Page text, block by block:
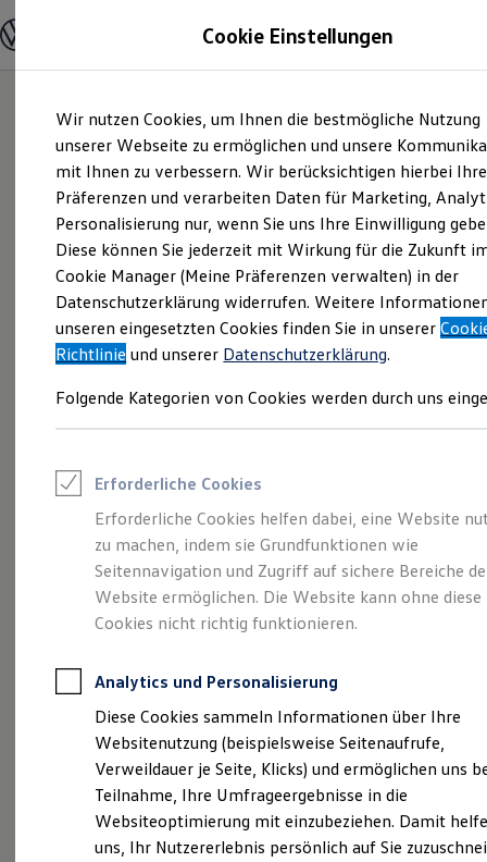
Hauptinhalt
springen
Footer
springen
Modelle und Konfigurator
Modelle vergleichen
Elektroautos
ENERGY Sondermodelle
Nutzfahrzeuge
SUV und CUV
Familienautos
Kombis
Kompaktwagen
Sportwagen
Schnell verfügbare Fahrzeuge
Angebote und Produkte
Aktuelle Angebote
E-Auto-Förderung
Volkswagen Marktplatz
Junge Gebrauchtwagen und Gebrauchtwagen
Saisonangebote
Leasing
Leasing-Angebote
Gebrauchtwagen Leasing
Junge Gebrauchtwagen-Leasing
Elektroauto Leasing
Kleinwagen-Leasing
Leasing ohne Anzahlung
Autokredit mit Schlussrate
Versicherungen und Garantien
Kfz-Versicherung
Restschuldversicherungen
Garantien
Wartungsverträge
Geschäftskunden
Professional Class bei Volkswagen
Großkunden
Behörden
Mehr Raum für alle(s).
Der Tayron.
Cookie Einstellungen
Wir nutzen Cookies, um Ihnen die bestmögliche Nutzung
unserer Webseite zu ermöglichen und unsere
mit Ihnen zu verbessern. Wir berücksichtigen hierbei Ihre
Präferenzen und verarbeiten Daten für Marketing,
Personalisierung nur, wenn Sie uns Ihre Einwilligung
Diese können Sie jederzeit mit Wirkung für die Zukunft
Cookie Manager (Meine Präferenzen verwalten) in der
Datenschutzerklärung widerrufen. Weitere
unseren eingesetzten Cookies finden Sie in unserer
Richtlinie und unserer Datenschutzerklärung.
Folgende Kategorien von Cookies werden durch uns
Erforderliche Cookies
Erforderliche Cookies helfen dabei, eine Website
zu machen, indem sie Grundfunktionen wie
Seitennavigation und Zugriff auf sichere Bereiche
Website ermöglichen. Die Website kann ohne diese
Cookies nicht richtig funktionieren.
Analytics und Personalisierung
Diese Cookies sammeln Informationen über Ihre
Websitenutzung (beispielsweise Seitenaufrufe,
Verweildauer je Seite, Klicks) und ermöglichen uns
Teilnahme, Ihre Umfrageergebnisse in die
Websiteoptimierung mit einzubeziehen. Damit
uns, Ihr Nutzererlebnis persönlich auf Sie